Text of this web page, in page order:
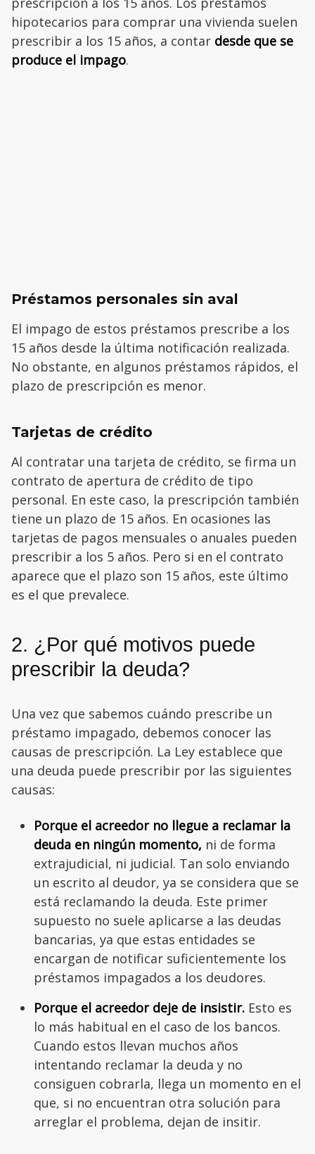
hipotecarios para comprar una vivienda suelen
prescribir a los 15 años, a contar desde que se
produce el impago.
Préstamos personales sin aval
El impago de estos préstamos prescribe a los
15 años desde la última notificación realizada.
No obstante, en algunos préstamos rápidos, el
plazo de prescripción es menor.
Tarjetas de crédito
Al contratar una tarjeta de crédito, se firma un
contrato de apertura de crédito de tipo
personal. En este caso, la prescripción también
tiene un plazo de 15 años. En ocasiones las
tarjetas de pagos mensuales o anuales pueden
prescribir a los 5 años. Pero si en el contrato
aparece que el plazo son 15 años, este último
es el que prevalece.
2. ¿Por qué motivos puede
prescribir la deuda?
Una vez que sabemos cuándo prescribe un
préstamo impagado, debemos conocer las
causas de prescripción. La Ley establece que
una deuda puede prescribir por las siguientes
causas:
Porque el acreedor no llegue a reclamar la
deuda en ningún momento, ni de forma
extrajudicial, ni judicial. Tan solo enviando
un escrito al deudor, ya se considera que se
está reclamando la deuda. Este primer
supuesto no suele aplicarse a las deudas
bancarias, ya que estas entidades se
encargan de notificar suficientemente los
préstamos impagados a los deudores.
Porque el acreedor deje de insistir. Esto es
lo más habitual en el caso de los bancos.
Cuando estos llevan muchos años
intentando reclamar la deuda y no
consiguen cobrarla, llega un momento en el
que, si no encuentran otra solución para
arreglar el problema, dejan de insitir.